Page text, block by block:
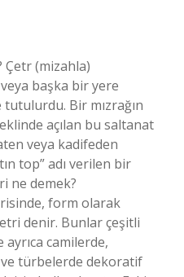
Çetr (mizahla)
başka bir yere
Bir mızrağın
açılan bu saltanat
veya kadifeden
top” adı verilen bir
ne demek?
form olarak
denir. Bunlar çeşitli
camilerde,
türbelerde dekoratif